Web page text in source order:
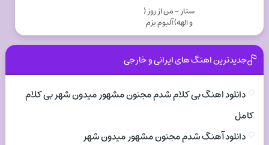
ستار - من از روز (
و الهه) آلبوم بزم
جدیدترین اهنگ های ایرانی و خارجی
دانلود اهنگ بی کلام شدم مجنون مشهور میدون شهر بی کلام
کامل
دانلود آهنگ شدم مجنون مشهور میدون شهر